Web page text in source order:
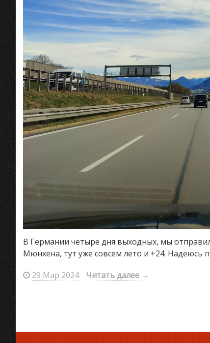
В Германии четыре дня выходных, мы
Мюнхена, тут уже совсем лето и +24. Надеюсь
29 Мар 2024
Читать далее →
по